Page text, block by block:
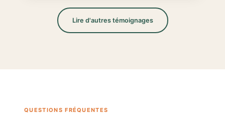
Lire d'autres témoignages
QUESTIONS FRÉQUENTES